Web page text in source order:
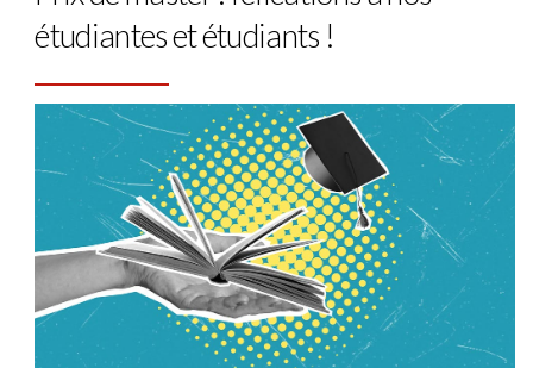
étudiantes et étudiants !